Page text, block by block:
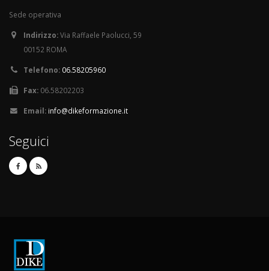
Sede operativa
Indirizzo:Via Raffaele Paolucci, 59
00152 ROMA
Telefono: 06.58205960
Fax: 06.58202203
Email: info@dikeformazione.it
Seguici